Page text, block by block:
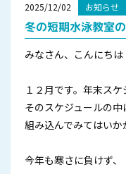
2025/12/02 お知らせ
冬の短期水泳教室
みなさん、こんにちは
１２月です。年末ス
そのスケジュールの
組み込んでみてはいか
今年も寒さに負けず、